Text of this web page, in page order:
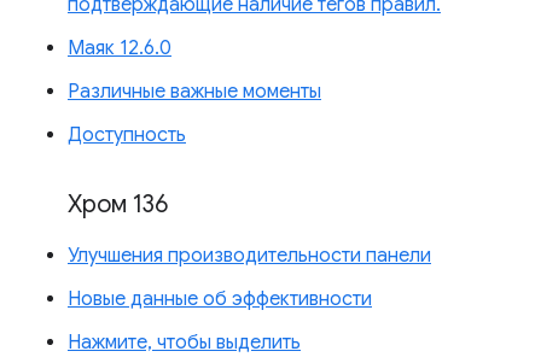
подтверждающие наличие тегов правил.
Маяк 12.6.0
Различные важные моменты
Доступность
Хром 136
Улучшения производительности панели
Новые данные об эффективности
Нажмите, чтобы выделить